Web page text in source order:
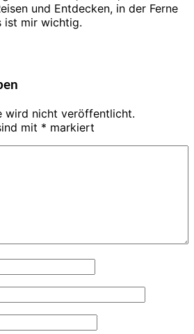
und Entdecken, in der Ferne
ist mir wichtig.
wird nicht veröffentlicht.
mit * markiert